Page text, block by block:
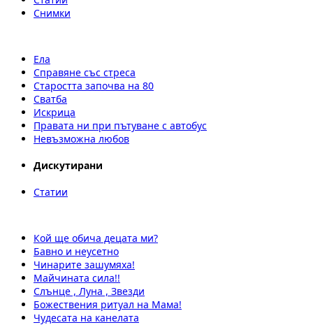
Снимки
Ела
Справяне със стреса
Старостта започва на 80
Сватба
Искрица
Правата ни при пътуване с автобус
Невъзможна любов
Дискутирани
Статии
Кой ще обича децата ми?
Бавно и неусетно
Чинарите зашумяха!
Майчината сила!!
Слънце , Луна , Звезди
Божествения ритуал на Мама!
Чудесата на канелата